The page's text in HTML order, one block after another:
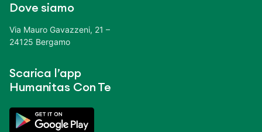
Dove siamo
Via Mauro Gavazzeni, 21 –
24125 Bergamo
Scarica l’app
Humanitas Con Te